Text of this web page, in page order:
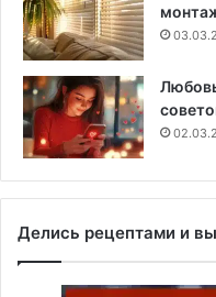
Делись рецептами и